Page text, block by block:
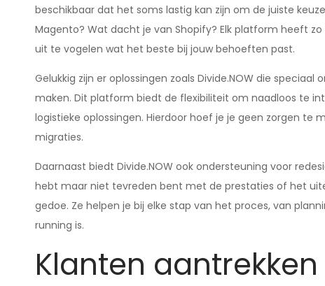
beschikbaar dat het soms lastig kan zijn om de juiste
Magento? Wat dacht je van Shopify? Elk platform heeft
uit te vogelen wat het beste bij jouw behoeften past.
Gelukkig zijn er oplossingen zoals Divide.NOW die
maken. Dit platform biedt de flexibiliteit om naadloos te
logistieke oplossingen. Hierdoor hoef je je geen zorgen
migraties.
Daarnaast biedt Divide.NOW ook ondersteuning voor
hebt maar niet tevreden bent met de prestaties of het
gedoe. Ze helpen je bij elke stap van het proces, van
running is.
Klanten